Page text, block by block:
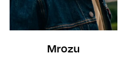
Mrozu